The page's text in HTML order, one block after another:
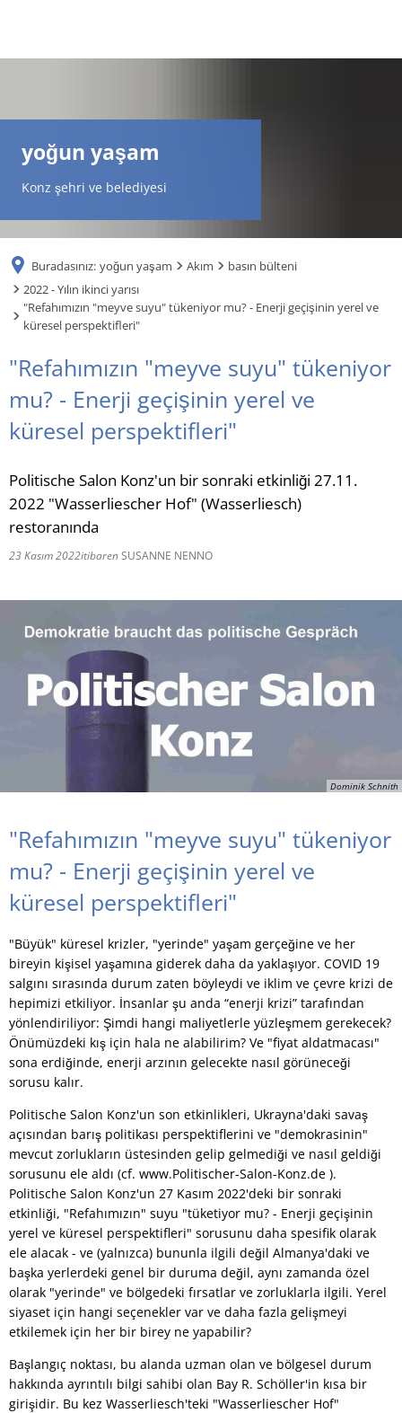
yoğun yaşam
Konz şehri ve belediyesi
Buradasınız: yoğun yaşam Akım
basın bülteni
2022 - Yılın ikinci yarısı
"Refahımızın "meyve suyu" tükeniyor mu? - Enerji geçişinin yerel ve
küresel perspektifleri"
"Refahımızın "meyve suyu" tükeniyor
mu? - Enerji geçişinin yerel ve
küresel perspektifleri"
Politische Salon Konz'un bir sonraki etkinliği 27.11.
2022 "Wasserliescher Hof" (Wasserliesch)
restoranında
23 Kasım 2022itibarenSUSANNE NENNO
Dominik Schnith
"Refahımızın "meyve suyu" tükeniyor
mu? - Enerji geçişinin yerel ve
küresel perspektifleri"
"Büyük" küresel krizler, "yerinde" yaşam gerçeğine ve her
bireyin kişisel yaşamına giderek daha da yaklaşıyor. COVID 19
salgını sırasında durum zaten böyleydi ve iklim ve çevre krizi de
hepimizi etkiliyor. İnsanlar şu anda “enerji krizi” tarafından
yönlendiriliyor: Şimdi hangi maliyetlerle yüzleşmem gerekecek?
Önümüzdeki kış için hala ne alabilirim? Ve "fiyat aldatmacası"
sona erdiğinde, enerji arzının gelecekte nasıl görüneceği
sorusu kalır.
Politische Salon Konz'un son etkinlikleri, Ukrayna'daki savaş
açısından barış politikası perspektiflerini ve "demokrasinin"
mevcut zorlukların üstesinden gelip gelmediği ve nasıl geldiği
sorusunu ele aldı (cf. www.Politischer-Salon-Konz.de ).
Politische Salon Konz'un 27 Kasım 2022'deki bir sonraki
etkinliği, "Refahımızın" suyu "tüketiyor mu? - Enerji geçişinin
yerel ve küresel perspektifleri" sorusunu daha spesifik olarak
ele alacak - ve (yalnızca) bununla ilgili değil Almanya'daki ve
başka yerlerdeki genel bir duruma değil, aynı zamanda özel
olarak "yerinde" ve bölgedeki fırsatlar ve zorluklarla ilgili. Yerel
siyaset için hangi seçenekler var ve daha fazla gelişmeyi
etkilemek için her bir birey ne yapabilir?
Başlangıç noktası, bu alanda uzman olan ve bölgesel durum
hakkında ayrıntılı bilgi sahibi olan Bay R. Schöller'in kısa bir
girişidir. Bu kez Wasserliesch'teki "Wasserliescher Hof"